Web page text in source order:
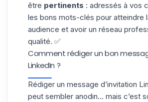
être pertinents : adressés à vos
les bons mots-clés pour atteindre
audience et avoir un réseau
qualité. ✅
Comment rédiger un bon
LinkedIn ?
Rédiger un message d’invitation
peut sembler anodin… mais c’est